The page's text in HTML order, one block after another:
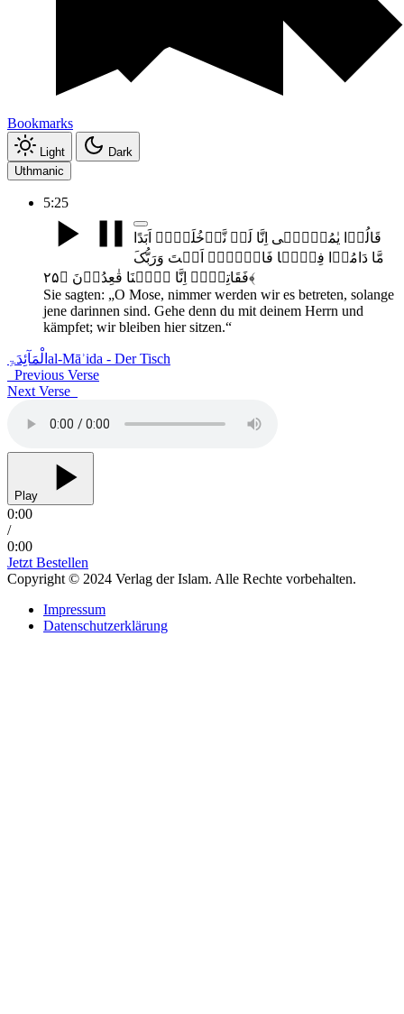
Bookmarks
Light
Dark
Uthmanic
5:25
قَالُوۡا یٰمُوۡسٰۤی اِنَّا لَنۡ نَّدۡخُلَہَاۤ اَبَدًا
مَّا دَامُوۡا فِیۡہَا فَاذۡہَبۡ اَنۡتَ وَرَبُّکَ
فَقَاتِلَاۤ اِنَّا ہٰہُنَا قٰعِدُوۡنَ ﴿۲۵﴾
Sie sagten: „O Mose, nimmer werden wir es betreten, solange
jene darinnen sind. Gehe denn du mit deinem Herrn und
kämpfet; wir bleiben hier sitzen.“
الْمَآئِدَۃِ al-Māʾida - Der Tisch
Previous Verse
Next Verse
Play
0:00
/
0:00
Jetzt Bestellen
Copyright © 2024 Verlag der Islam. Alle Rechte vorbehalten.
Impressum
Datenschutzerklärung